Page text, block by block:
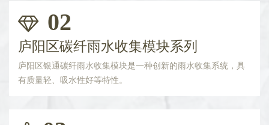
02
庐阳区碳纤雨水收集模块系列
庐阳区银通碳纤雨水收集模块是一种创新的雨水收集系统，具
有质量轻、吸水性好等特性。